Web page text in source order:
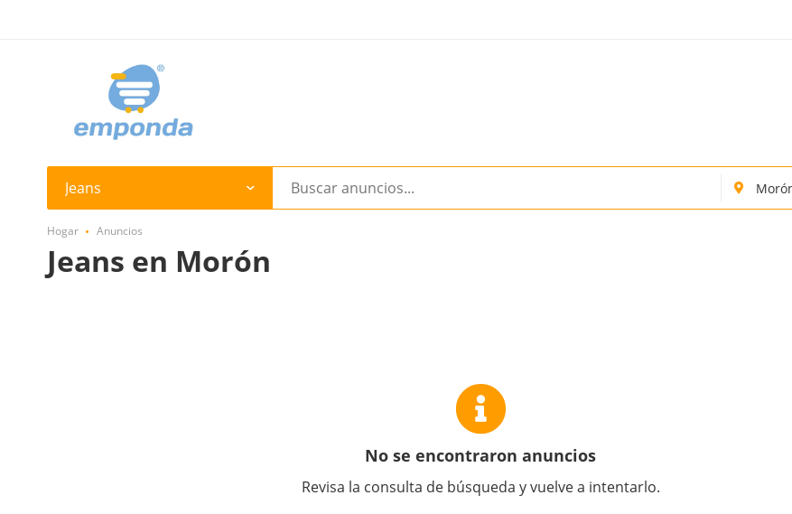
Jeans
Hogar Anuncios
Jeans en Morón
No se encontraron anuncios
Revisa la consulta de búsqueda y vuelve a intentarlo.